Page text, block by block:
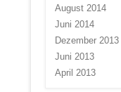
August 2014
Juni 2014
Dezember 2013
Juni 2013
April 2013